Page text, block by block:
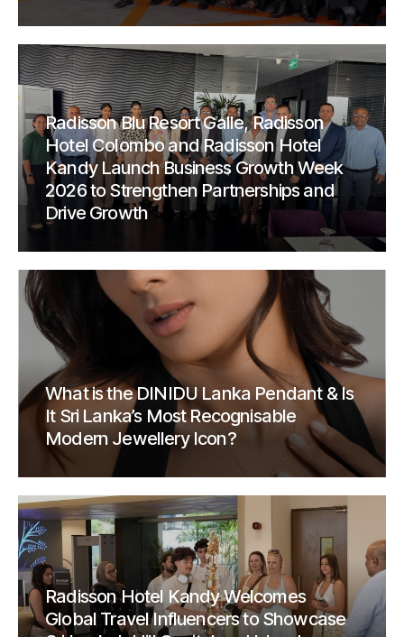
Radisson Blu Resort Galle, Radisson
Hotel Colombo and Radisson Hotel
Kandy Launch Business Growth Week
2026 to Strengthen Partnerships and
Drive Growth
What is the DINIDU Lanka Pendant & Is
It Sri Lanka’s Most Recognisable
Modern Jewellery Icon?
Radisson Hotel Kandy Welcomes
Global Travel Influencers to Showcase